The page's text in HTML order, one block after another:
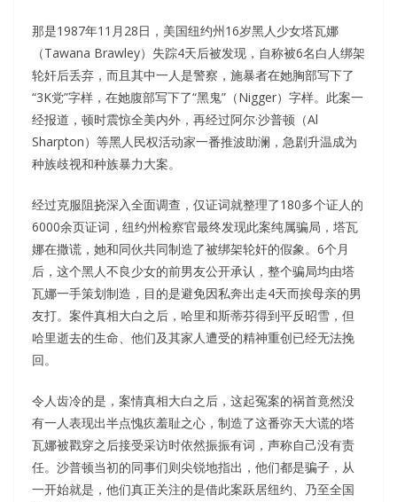
那是1987年11月28日，美国纽约州16岁黑人少女塔瓦娜
（Tawana Brawley）失踪4天后被发现，自称被6名白人绑架
轮奸后丢弃，而且其中一人是警察，施暴者在她胸部写下了
“3K党”字样，在她腹部写下了“黑鬼”（Nigger）字样。此案一
经报道，顿时震惊全美内外，再经过阿尔·沙普顿（Al
Sharpton）等黑人民权活动家一番推波助澜，急剧升温成为
种族歧视和种族暴力大案。
经过克服阻挠深入全面调查，仅证词就整理了180多个证人的
6000余页证词，纽约州检察官最终发现此案纯属骗局，塔瓦
娜在撒谎，她和同伙共同制造了被绑架轮奸的假象。6个月
后，这个黑人不良少女的前男友公开承认，整个骗局均由塔
瓦娜一手策划制造，目的是避免因私奔出走4天而挨母亲的男
友打。案件真相大白之后，哈里和斯蒂芬得到平反昭雪，但
哈里逝去的生命、他们及其家人遭受的精神重创已经无法挽
回。
令人齿冷的是，案情真相大白之后，这起冤案的祸首竟然没
有一人表现出半点愧疚羞耻之心，制造了这番弥天大谎的塔
瓦娜被戳穿之后接受采访时依然振振有词，声称自己没有责
任。沙普顿当初的同事们则尖锐地指出，他们都是骗子，从
一开始就是，他们真正关注的是借此案跃居纽约、乃至全国